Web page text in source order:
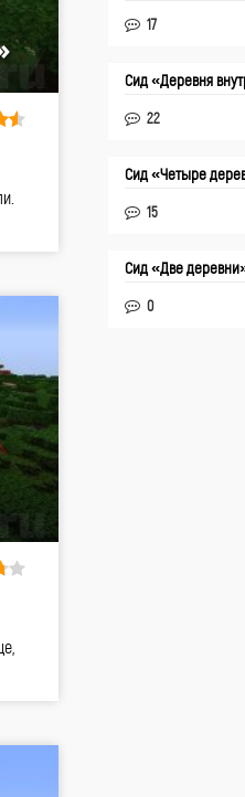
17
Сид «Деревня
22
Сид «Четыре
15
Сид «Две
0